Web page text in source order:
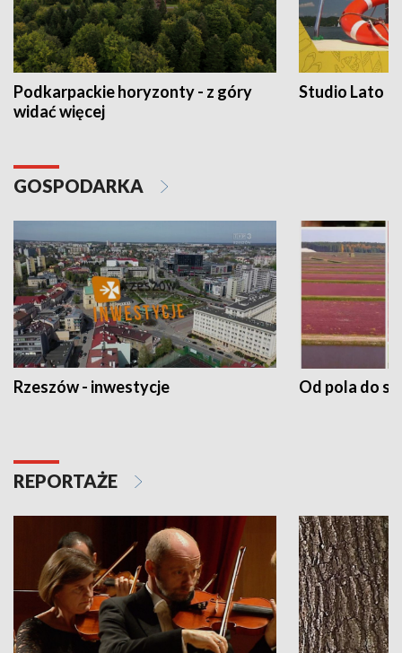
Podkarpackie horyzonty - z góry
widać więcej
Studio Lato
GOSPODARKA
Rzeszów - inwestycje Od pola do
REPORTAŻE